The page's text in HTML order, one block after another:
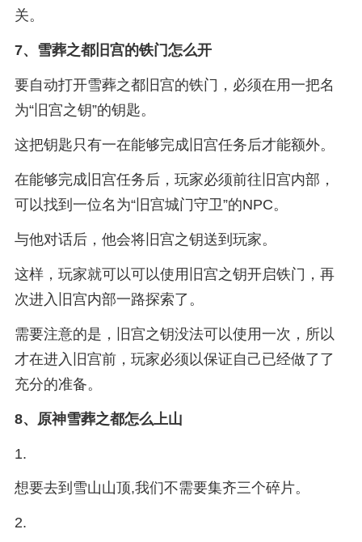
关。
7、 雪葬之都旧宫的铁门怎么开
要自动打开雪葬之都旧宫的铁门，必须在用一把名
为“旧宫之钥”的钥匙。
这把钥匙只有一在能够完成旧宫任务后才能额外。
在能够完成旧宫任务后，玩家必须前往旧宫内部，
可以找到一位名为“旧宫城门守卫”的NPC。
与他对话后，他会将旧宫之钥送到玩家。
这样，玩家就可以可以使用旧宫之钥开启铁门，再
次进入旧宫内部一路探索了。
需要注意的是，旧宫之钥没法可以使用一次，所以
才在进入旧宫前，玩家必须以保证自己已经做了了
充分的准备。
8、 原神雪葬之都怎么上山
1.
想要去到雪山山顶,我们不需要集齐三个碎片。
2.